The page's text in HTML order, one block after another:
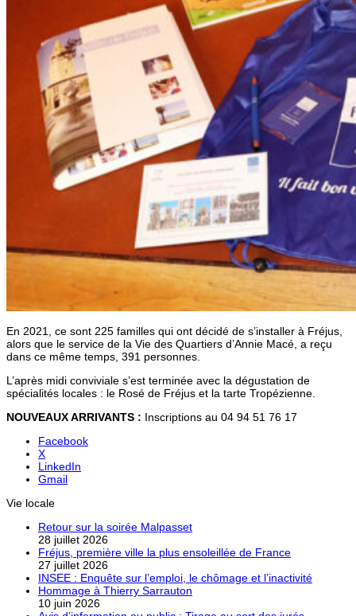
En 2021, ce sont 225 familles qui ont décidé de s’installer à Fréjus,
alors que le service de la Vie des Quartiers d’Annie Macé, a reçu
dans ce même temps, 391 personnes.
L’après midi conviviale s’est terminée avec la dégustation de
spécialités locales : le Rosé de Fréjus et la tarte Tropézienne.
NOUVEAUX ARRIVANTS : Inscriptions au 04 94 51 76 17
Facebook
X
LinkedIn
Gmail
Vie locale
Retour sur la soirée Malpasset
28 juillet 2026
Fréjus, première ville la plus ensoleillée de France
27 juillet 2026
INSEE : Enquête sur l’emploi, le chômage et l’inactivité
Hommage à Thierry Sarrauton
10 juin 2026